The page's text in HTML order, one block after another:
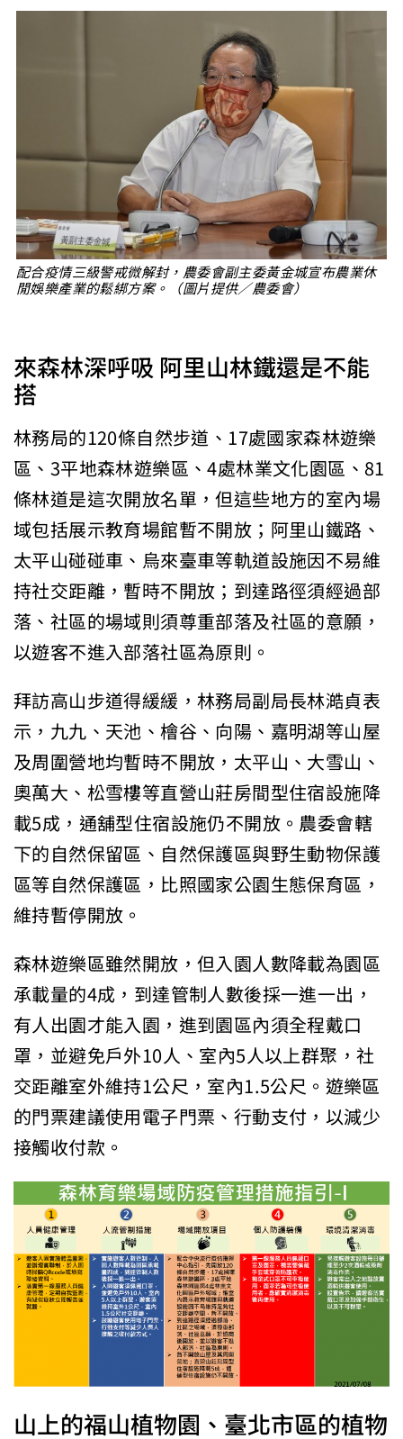
配合疫情三級警戒微解封，農委會副主委黃金城宣布農業休
閒娛樂產業的鬆綁方案。（圖片提供／農委會）
來森林深呼吸 阿里山林鐵還是不能
搭
林務局的120條自然步道、17處國家森林遊樂
區、3平地森林遊樂區、4處林業文化園區、81
條林道是這次開放名單，但這些地方的室內場
域包括展示教育場館暫不開放；阿里山鐵路、
太平山碰碰車、烏來臺車等軌道設施因不易維
持社交距離，暫時不開放；到達路徑須經過部
落、社區的場域則須尊重部落及社區的意願，
以遊客不進入部落社區為原則。
拜訪高山步道得緩緩，林務局副局長林澔貞表
示，九九、天池、檜谷、向陽、嘉明湖等山屋
及周圍營地均暫時不開放，太平山、大雪山、
奧萬大、松雪樓等直營山莊房間型住宿設施降
載5成，通舖型住宿設施仍不開放。農委會轄
下的自然保留區、自然保護區與野生動物保護
區等自然保護區，比照國家公園生態保育區，
維持暫停開放。
森林遊樂區雖然開放，但入園人數降載為園區
承載量的4成，到達管制人數後採一進一出，
有人出園才能入園，進到園區內須全程戴口
罩，並避免戶外10人、室內5人以上群聚，社
交距離室外維持1公尺，室內1.5公尺。遊樂區
的門票建議使用電子門票、行動支付，以減少
接觸收付款。
山上的福山植物園、臺北市區的植物